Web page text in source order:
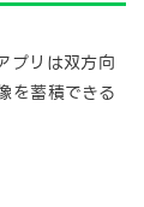
プリは双方向
を蓄積できる